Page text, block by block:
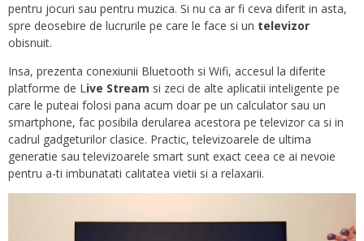
pentru jocuri sau pentru muzica. Si nu ca ar fi ceva diferit in asta,
spre deosebire de lucrurile pe care le face si un televizor
obisnuit.
Insa, prezenta conexiunii Bluetooth si Wifi, accesul la diferite
platforme de Live Stream si zeci de alte aplicatii inteligente pe
care le puteai folosi pana acum doar pe un calculator sau un
smartphone, fac posibila derularea acestora pe televizor ca si in
cadrul gadgeturilor clasice. Practic, televizoarele de ultima
generatie sau televizoarele smart sunt exact ceea ce ai nevoie
pentru a-ti imbunatati calitatea vietii si a relaxarii.